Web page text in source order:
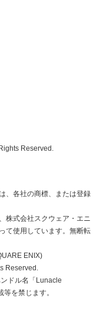
Reserved.
、各社の商標、または登録
株式会社スクウェア・エニ
て使用しています。無断転
ENIX)
Reserved.
ドル名「Lunacle
を禁じます。